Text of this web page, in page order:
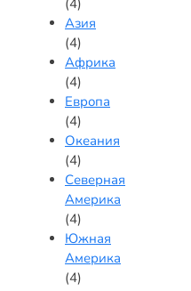
Азия
(4)
Африка
(4)
Европа
(4)
Океания
(4)
Северная
Америка
(4)
Южная
Америка
(4)